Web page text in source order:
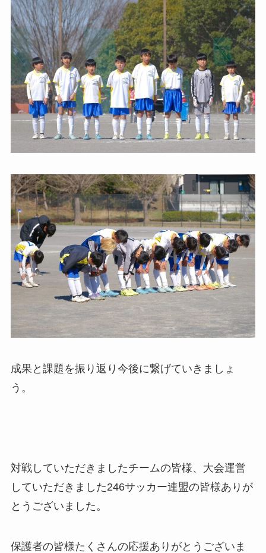
成果と課題を振り返り今後に繋げていきましょ
う。
対戦していただきましたチームの皆様、大会運営
していただきました246サッカー連盟の皆様ありが
とうございました。
保護者の皆様たくさんの応援ありがとうございま